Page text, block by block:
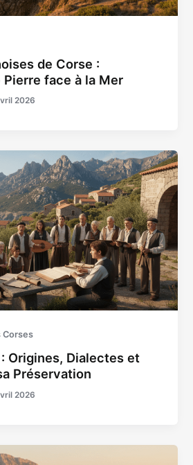
de Corse :
face à la Mer
2026
Corses
Origines, Dialectes et
Préservation
2026